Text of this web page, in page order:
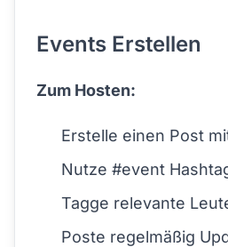
Events Erstellen
Zum Hosten:
Erstelle einen Post
Nutze #event
Tagge relevante
Poste regelmäßig